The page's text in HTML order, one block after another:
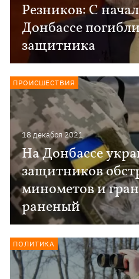
Резников: С
Донбассе
защитника
18 декабря 2021
На Донбассе
защитников
минометов и
раненый
ПРОИСШЕСТВИЯ
ПОЛИТИКА